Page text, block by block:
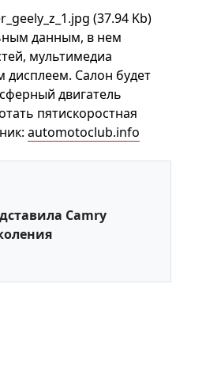
данным, в нем
мультимедиа
дисплеем. Салон будет
двигатель
пятискоростная
automotoclub.info
Camry